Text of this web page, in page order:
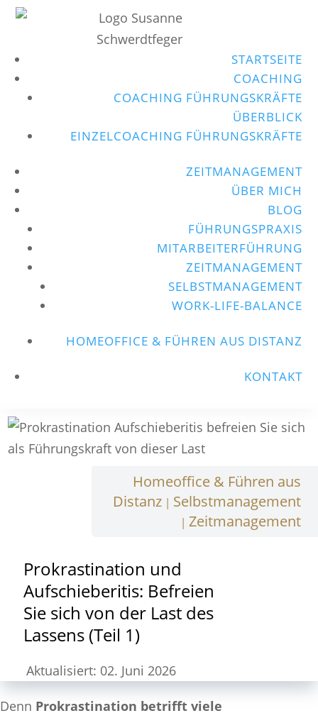
STARTSEITE
COACHING
COACHING FÜHRUNGSKRÄFTE
ÜBERBLICK
EINZELCOACHING FÜHRUNGSKRÄFTE
ZEITMANAGEMENT
ÜBER MICH
BLOG
FÜHRUNGSPRAXIS
MITARBEITERFÜHRUNG
ZEITMANAGEMENT
SELBSTMANAGEMENT
WORK-LIFE-BALANCE
HOMEOFFICE & FÜHREN AUS DISTANZ
KONTAKT
Homeoffice & Führen aus
Distanz | Selbstmanagement
| Zeitmanagement
Prokrastination und
Aufschieberitis: Befreien
Sie sich von der Last des
Lassens (Teil 1)
Aktualisiert: 02. Juni 2026
Denn Prokrastination betrifft viele